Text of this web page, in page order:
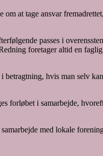
at tage ansvar
passes i
foretager altid en
hvis man selv
i samarbejde,
med lokale